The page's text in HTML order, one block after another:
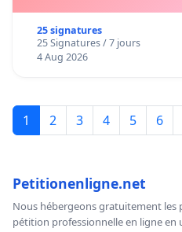
25 signatures
25 Signatures / 7 jours
4 Aug 2026
1 2 3 4 5 6
Petitionenligne.net
Nous hébergeons gratuitement les
pétition professionnelle en ligne en